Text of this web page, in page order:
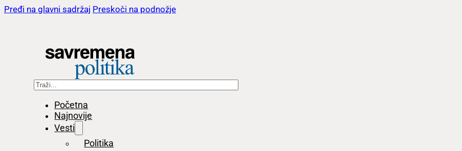
Pređi na glavni sadržaj Preskoči na podnožje
Pretraga
Početna
Najnovije
Vesti
Politika